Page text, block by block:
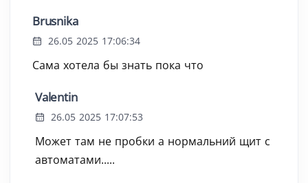
Brusnika
26.05 2025 17:06:34
Сама хотела бы знать пока что
Valentin
26.05 2025 17:07:53
Может там не пробки а нормальний щит с
автоматами.....